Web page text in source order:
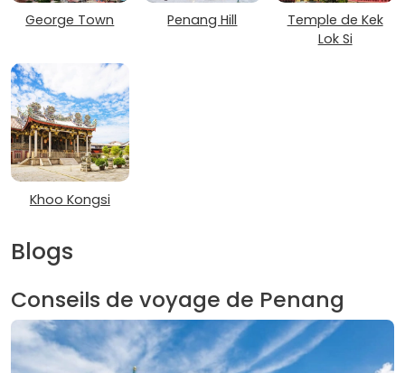
George Town Penang Hill
Temple de Kek
Lok Si
Khoo Kongsi
Blogs
Conseils de voyage de Penang